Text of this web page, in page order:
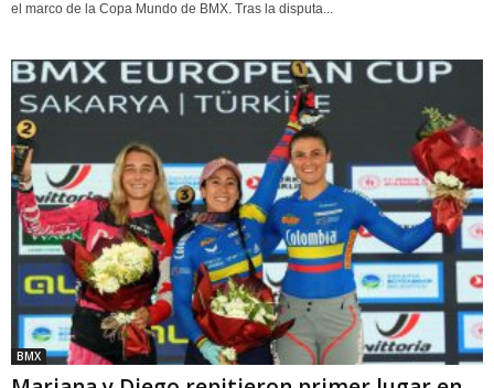
el marco de la Copa Mundo de BMX. Tras la disputa...
BMX